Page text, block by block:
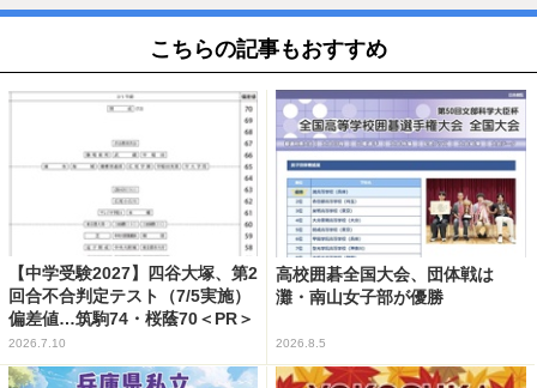
こちらの記事もおすすめ
【中学受験2027】四谷大塚、第2
回合不合判定テスト（7/5実施）
偏差値…筑駒74・桜蔭70＜PR＞
2026.7.10
高校囲碁全国大会、団体戦は
灘・南山女子部が優勝
2026.8.5